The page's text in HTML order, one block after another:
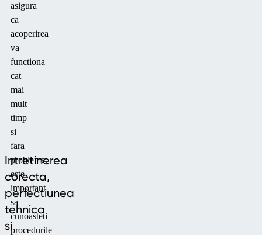
Intretinerea
corecta,
perfectiunea
tehnica
si
asigura
ca
acoperirea
va
functiona
cat
mai
mult
timp
si
fara
probleme,
este
important
sa
cunoasteti
procedurile